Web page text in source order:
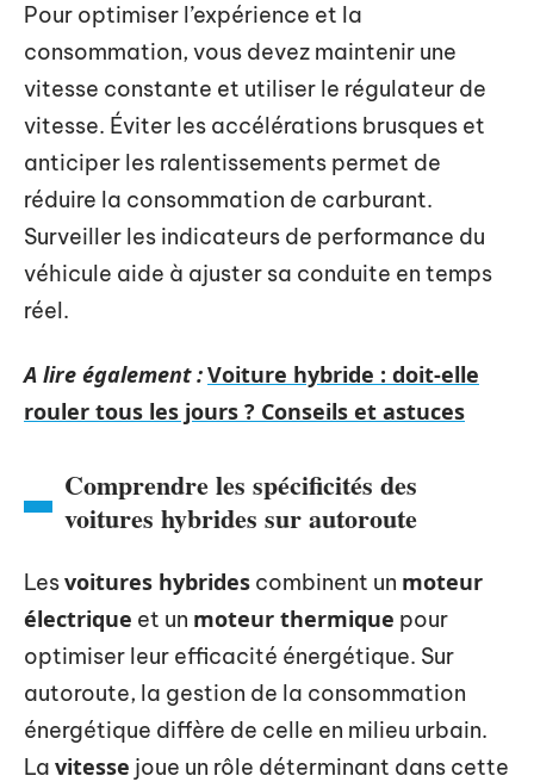
Pour optimiser l’expérience et la
consommation, vous devez maintenir une
vitesse constante et utiliser le régulateur de
vitesse. Éviter les accélérations brusques et
anticiper les ralentissements permet de
réduire la consommation de carburant.
Surveiller les indicateurs de performance du
véhicule aide à ajuster sa conduite en temps
réel.
A lire également :Voiture hybride : doit-elle
rouler tous les jours ? Conseils et astuces
Comprendre les spécificités des
voitures hybrides sur autoroute
Lesvoitures hybrides combinent un moteur
électrique et un moteur thermique pour
optimiser leur efficacité énergétique. Sur
autoroute, la gestion de la consommation
énergétique diffère de celle en milieu urbain.
La vitesse joue un rôle déterminant dans cette